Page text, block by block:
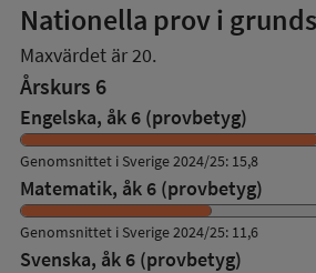
Nationella prov i
Maxvärdet är 20.
Årskurs 6
Engelska, åk 6 (provbetyg)
Genomsnittet i Sverige 2024/25: 15,8
Matematik, åk 6 (provbetyg)
Genomsnittet i Sverige 2024/25: 11,6
Svenska, åk 6 (provbetyg)